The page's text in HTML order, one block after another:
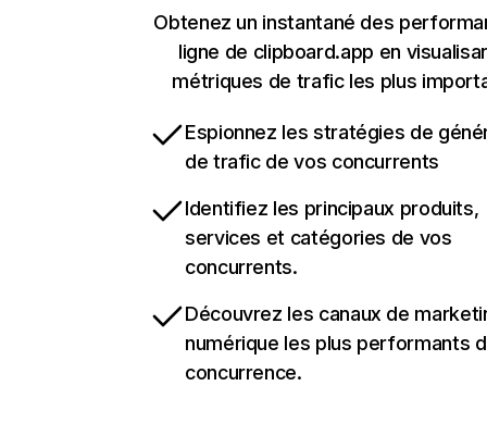
Obtenez un instantané des
ligne de clipboard.app en
métriques de trafic les plus
Espionnez les stratégies de
de trafic de vos concurrents
Identifiez les principaux produits,
services et catégories de vos
concurrents.
Découvrez les canaux de
numérique les plus performants
concurrence.